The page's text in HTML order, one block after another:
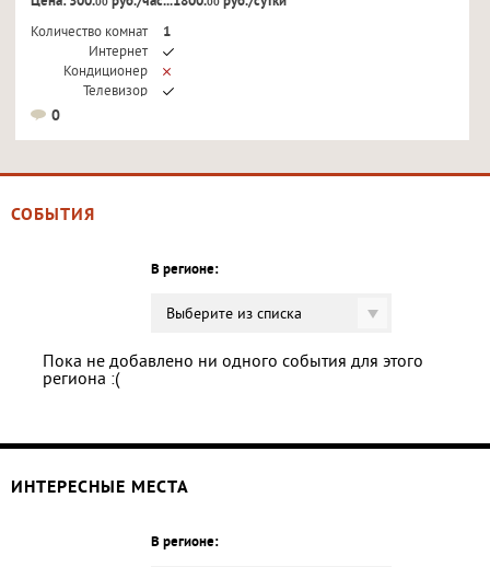
Количество комнат
1
Интернет
Кондиционер
Телевизор
0
СОБЫТИЯ
В регионе:
Выберите из списка
Пока не добавлено ни одного события для этого
региона :(
ИНТЕРЕСНЫЕ МЕСТА
В регионе: